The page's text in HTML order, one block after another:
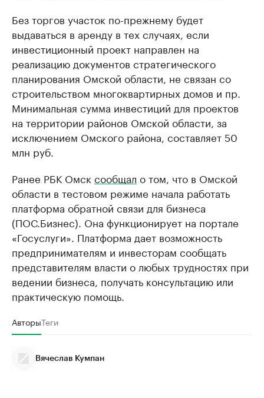
Без торгов участок по-прежнему будет
выдаваться в аренду в тех случаях, если
инвестиционный проект направлен на
реализацию документов стратегического
планирования Омской области, не связан со
строительством многоквартирных домов и пр.
Минимальная сумма инвестиций для проектов
на территории районов Омской области, за
исключением Омского района, составляет 50
млн руб.
Ранее РБК Омск сообщал о том, что в Омской
области в тестовом режиме начала работать
платформа обратной связи для бизнеса
(ПОС.Бизнес). Она функционирует на портале
«Госуслуги». Платформа дает возможность
предпринимателям и инвесторам сообщать
представителям власти о любых трудностях при
ведении бизнеса, получать консультацию или
практическую помощь.
АвторыТеги
Вячеслав Кумпан